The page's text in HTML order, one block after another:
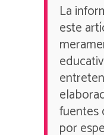
La
este
fuentes
por